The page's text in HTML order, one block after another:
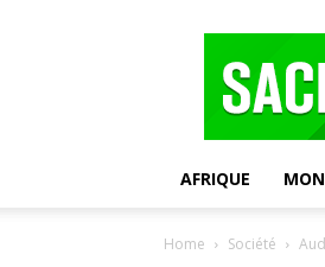
AFRIQUE
Home Société